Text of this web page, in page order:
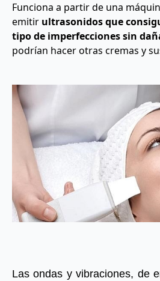
Funciona a partir de una
emitir ultrasonidos que
tipo de imperfecciones sin
podrían hacer otras cremas y
Las ondas y vibraciones, de